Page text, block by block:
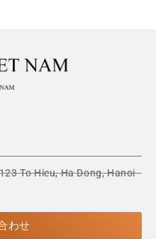
To Hieu, Ha Dong, Hanoi
わせ